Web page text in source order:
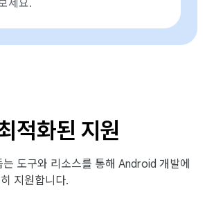
세요.
적화된 지원
도구와 리소스를 통해 Android 개발에
지원합니다.